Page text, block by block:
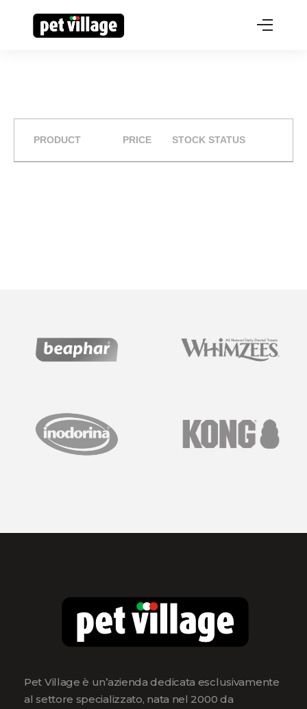
PRODUCT PRICE STOCK STATUS
Pet Village è un’azienda dedicata esclusivamente
al settore specializzato, nata nel 2000 da